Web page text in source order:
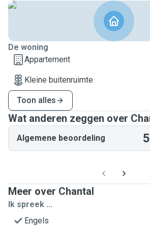
De woning
Appartement
Kleine buitenruimte
Toon alles
Wat anderen zeggen over
Algemene beoordeling 5
Meer over Chantal
Ik spreek ...
Engels